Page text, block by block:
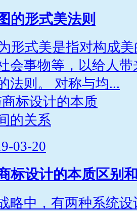
的形式美法则
形式美是指对构成
会事物等，以给人
法则。 对称与均...
03-20
标设计的本质区别
略中，有两种系统